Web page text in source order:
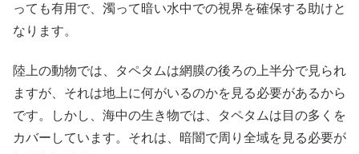
っても有用で、濁って暗い水中での視界を確保する助けと
なります。
陸上の動物では、タペタムは網膜の後ろの上半分で見られ
ますが、それは地上に何がいるのかを見る必要があるから
です。しかし、海中の生き物では、タペタムは目の多くを
カバーしています。それは、暗闇で周り全域を見る必要が